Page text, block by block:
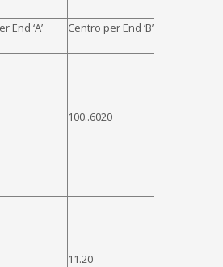
End ‘A’ Centro per End ‘B’
100..6020
11.20